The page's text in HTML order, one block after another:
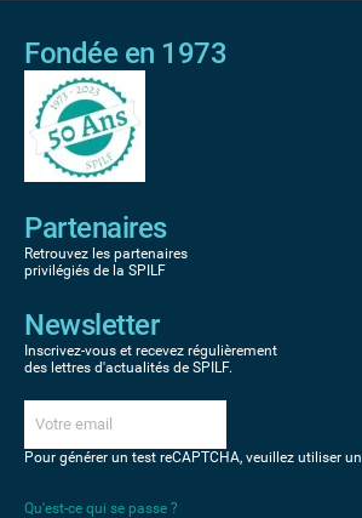
Fondée en 1973
Partenaires
Retrouvez les partenaires
privilégiés de la SPILF
Newsletter
Inscrivez-vous et recevez régulièrement
des lettres d'actualités de SPILF.
Pour générer un test reCAPTCHA, veuillez utiliser un
Qu'est-ce qui se passe ?